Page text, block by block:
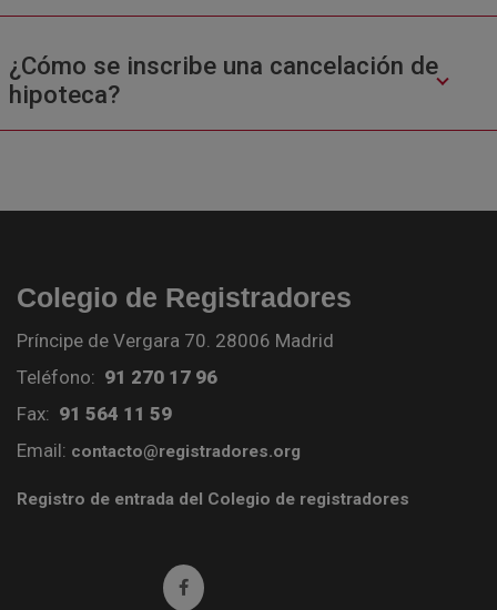
¿Cómo se inscribe una cancelación de
hipoteca?
Colegio de Registradores
Príncipe de Vergara 70. 28006 Madrid
Teléfono: 91 270 17 96
Fax: 91 564 11 59
Email: contacto@registradores.org
Registro de entrada del Colegio de registradores
Ir a facebook (abre en ventana nueva)